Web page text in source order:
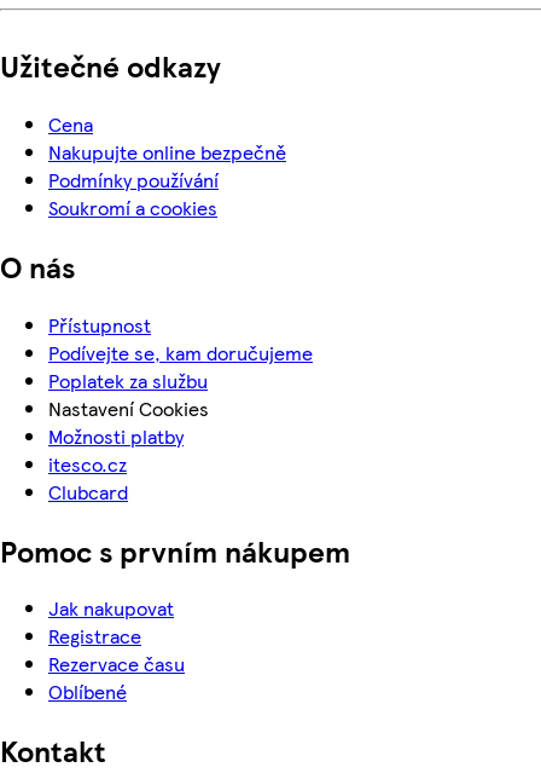
Užitečné odkazy
Cena
Nakupujte online bezpečně
Podmínky používání
Soukromí a cookies
O nás
Přístupnost
Podívejte se, kam doručujeme
Poplatek za službu
Nastavení Cookies
Možnosti platby
itesco.cz
Clubcard
Pomoc s prvním nákupem
Jak nakupovat
Registrace
Rezervace času
Oblíbené
Kontakt